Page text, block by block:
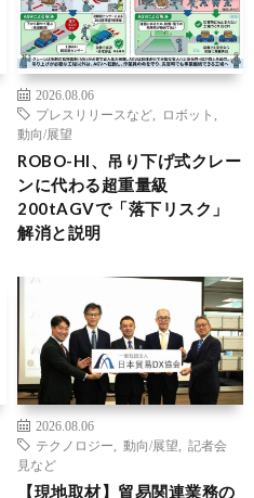
2026.08.06
プレスリリースなど
ロボット
動向/展望
ROBO-HI、吊り下げ式クレー
ンに代わる超重量級
200tAGVで「落下リスク」
解消と説明
2026.08.06
テクノロジー
動向/展望
記者会
見など
【現地取材】貿易関連業務の